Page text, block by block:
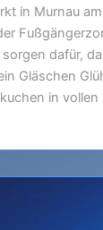
in Murnau
dafür,
Gläschen
in